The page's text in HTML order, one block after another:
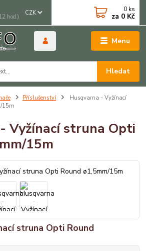
Menu
CZK
Hledat
hod.)
0 ks
za 0 Kč
Příslušenství
Husqvarna - Vyžínací
15m
Vyžínací struna Opti
15m
struna Opti Round